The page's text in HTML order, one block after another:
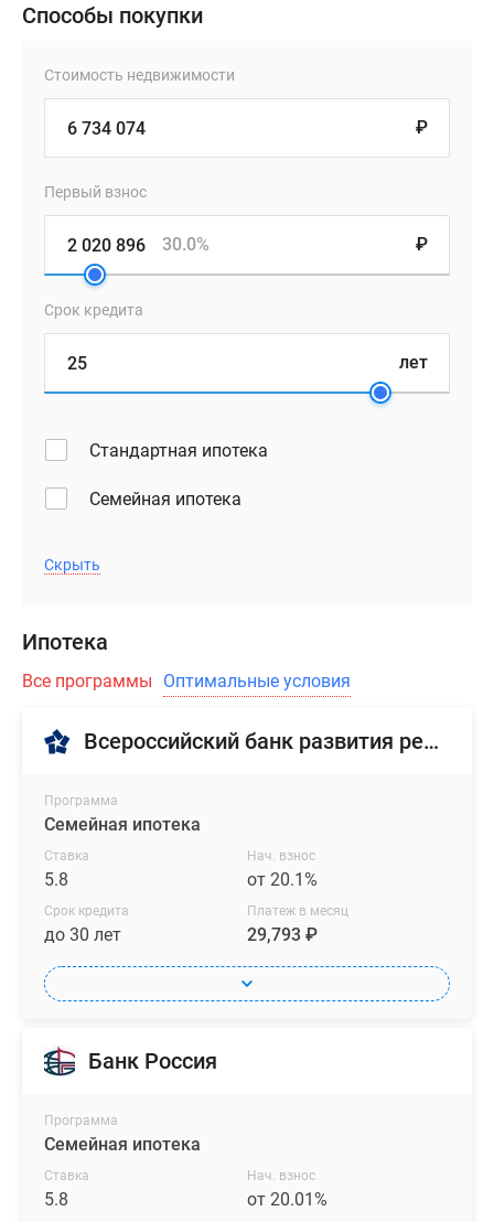
Способы покупки
Стоимость недвижимости
₽
Первый взнос
₽
30.0%
Срок кредита
лет
Стандартная ипотека
Семейная ипотека
Скрыть
Ипотека
Все программы Оптимальные условия
Всероссийский банк развития регионов
Программа
Семейная ипотека
Ставка
5.8
Нач. взнос
от 20.1%
Срок кредита
до 30 лет
Платеж в месяц
29,793 ₽
Банк Россия
Программа
Семейная ипотека
Ставка
5.8
Нач. взнос
от 20.01%